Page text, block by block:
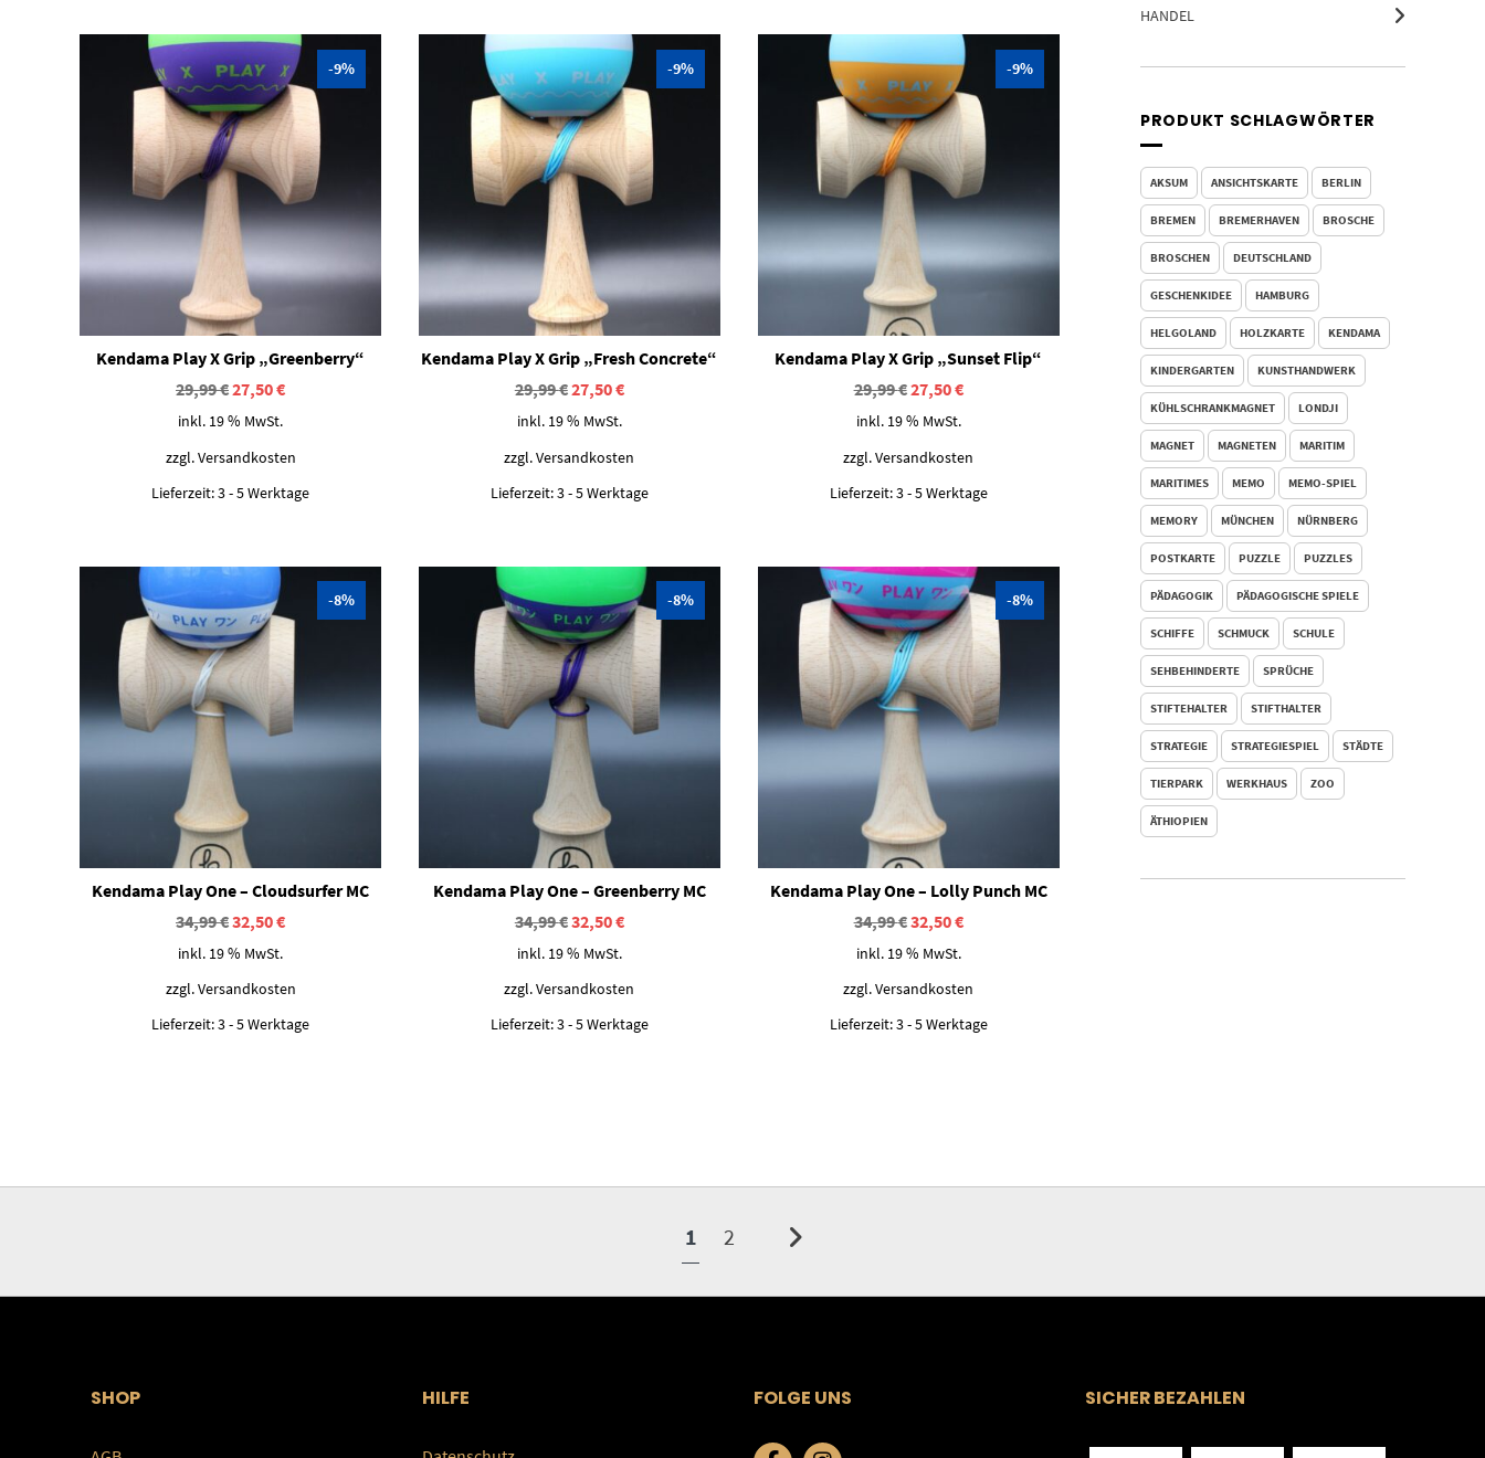
-9%
Kendama Play X Grip „Greenberry“
29,99€Ursprünglicher
Preis
war:
27,50€Aktueller
inkl. 19 % MwSt.
zzgl.Versandkosten
Lieferzeit:3 - 5 Werktage
-9%
Kendama Play X Grip „Fresh Concrete“
29,99€Ursprünglicher
Preis
war:
27,50€Aktueller
inkl. 19 % MwSt.
zzgl.Versandkosten
Lieferzeit:3 - 5 Werktage
-9%
Kendama Play X Grip „Sunset Flip“
29,99€Ursprünglicher
Preis
war:
27,50€Aktueller
inkl. 19 % MwSt.
zzgl.Versandkosten
Lieferzeit:3 - 5 Werktage
-8%
Kendama Play One – Cloudsurfer MC
34,99€Ursprünglicher
Preis
war:
32,50€Aktueller
inkl. 19 % MwSt.
zzgl.Versandkosten
Lieferzeit:3 - 5 Werktage
-8%
Kendama Play One – Greenberry MC
34,99€Ursprünglicher
Preis
war:
32,50€Aktueller
inkl. 19 % MwSt.
zzgl.Versandkosten
Lieferzeit:3 - 5 Werktage
-8%
Kendama Play One – Lolly Punch MC
34,99€Ursprünglicher
Preis
war:
32,50€Aktueller
inkl. 19 % MwSt.
zzgl.Versandkosten
Lieferzeit:3 - 5 Werktage
HANDEL
PRODUKT SCHLAGWÖRTER
AKSUM ANSICHTSKARTE BERLIN
BREMEN BREMERHAVEN BROSCHE
BROSCHEN DEUTSCHLAND
GESCHENKIDEE HAMBURG
HELGOLAND HOLZKARTE KENDAMA
KINDERGARTEN KUNSTHANDWERK
KÜHLSCHRANKMAGNET LONDJI
MAGNET MAGNETEN MARITIM
MARITIMES MEMO MEMO-SPIEL
MEMORY MÜNCHEN NÜRNBERG
POSTKARTE PUZZLE PUZZLES
PÄDAGOGIK PÄDAGOGISCHE SPIELE
SCHIFFE SCHMUCK SCHULE
SEHBEHINDERTE SPRÜCHE
STIFTEHALTER STIFTHALTER
STRATEGIE STRATEGIESPIEL STÄDTE
TIERPARK WERKHAUS ZOO
ÄTHIOPIEN
1 2
SHOP HILFE FOLGE UNS SICHER BEZAHLEN